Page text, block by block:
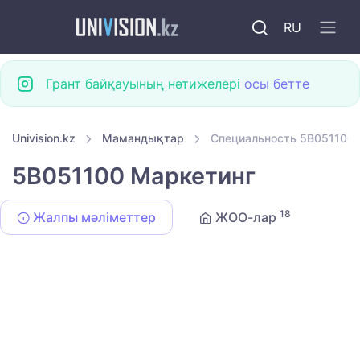
RU
Грант байқауының нәтижелері осы бетте
Univision.kz Мамандықтар Специальность 5B051100
5B051100 Маркетинг
Жалпы мәліметтер ЖОО-лар 18